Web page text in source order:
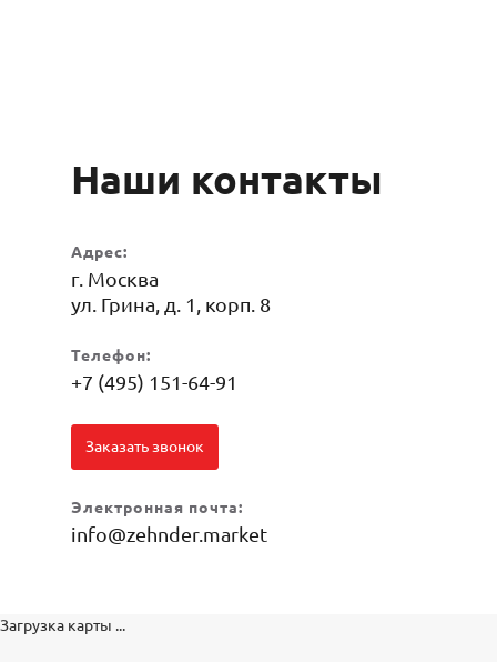
Наши контакты
Адрес:
г. Москва
ул. Грина, д. 1, корп. 8
Телефон:
+7 (495) 151-64-91
Заказать звонок
Электронная почта:
info@zehnder.market
Загрузка карты ...